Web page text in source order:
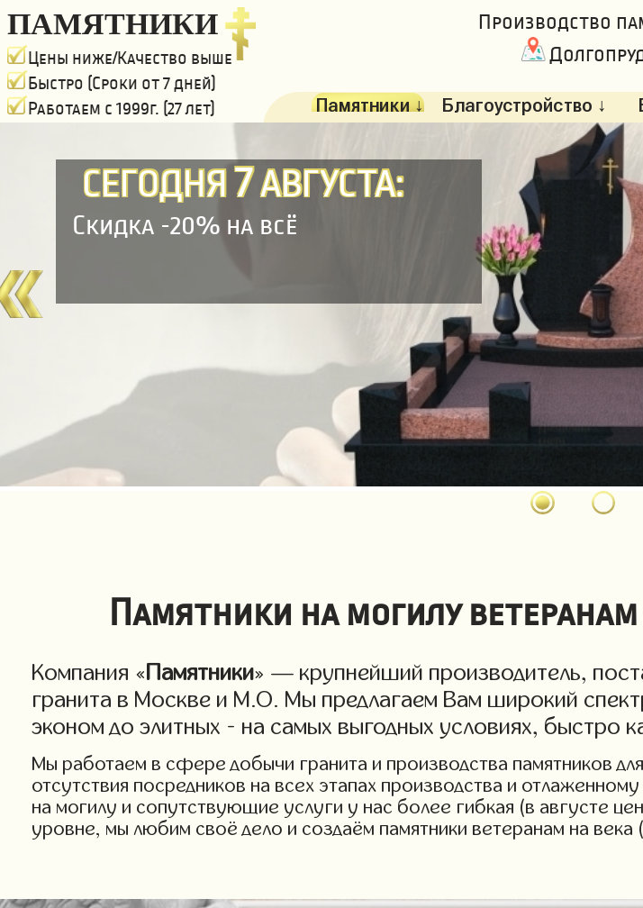
ПАМЯТНИКИ
Цены ниже/Качество выше
Быстро (Сроки от 7 дней)
Работаем с 1999г. (27 лет)
Производство
Памятники ↓ Благоустройство ↓
СЕГОДНЯ7АВГУСТА:
Скидка -20% на всё
Памятники на могилу
Компания « Памятники» — крупнейший производитель,
гранита в Москве и М.О. Мы предлагаем Вам широкий
эконом до элитных - на самых выгодных условиях, быстро
Мы работаем в сфере добычи гранита и производства памятников
отсутствия посредников на всех этапах производства и
на могилу и сопутствующие услуги у нас более гибкая (в августе
уровне, мы любим своё дело и создаём памятники ветеранам на